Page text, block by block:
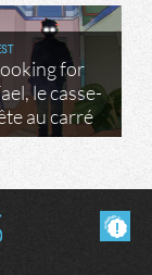
for
le casse-
au carré